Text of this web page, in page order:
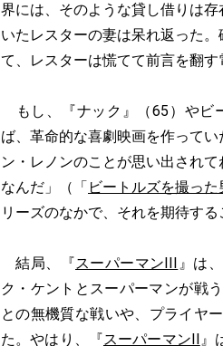
界には、そのような貸し借りは
いたレスターの妻は呆れ返った
て、レスターは慌てて前言を翻す
もし、『ナック』（65）やビ
ば、革命的な喜劇映画を作って
ン・レノンのことが思い出され
なんだ」（「 ビートルズを撮った
リーズのなかで、それを期待する
結局、『スーパーマンIII 』は
ク・ケントとスーパーマンが戦
との無機質な戦いや、プライヤ
た。やはり、『スーパーマンII』